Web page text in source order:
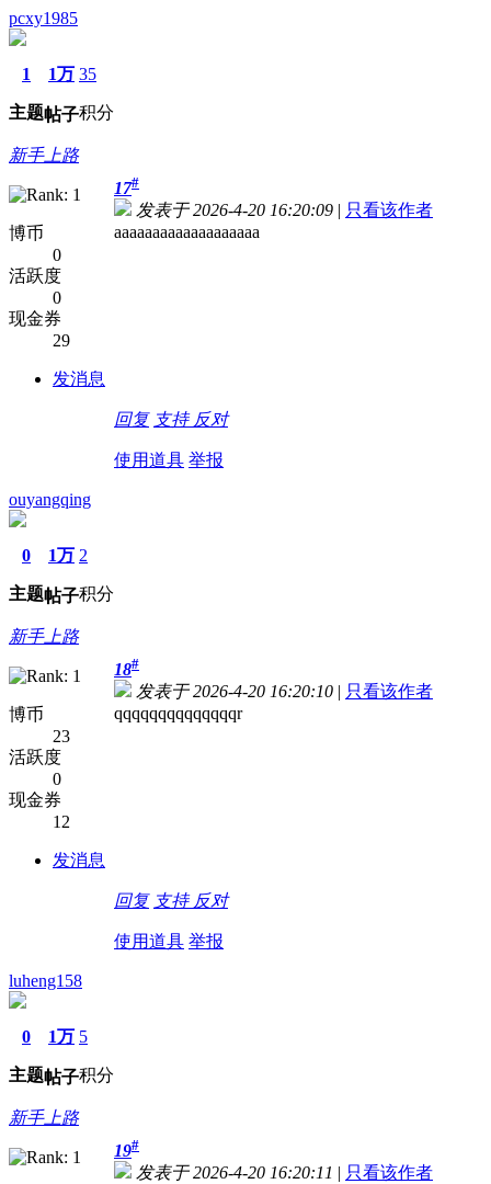
pcxy1985
1
主题
1万
帖子
35
积分
新手上路
博币
0
活跃度
0
现金券
29
发消息
17#
发表于 2026-4-20 16:20:09 | 只看该作者
aaaaaaaaaaaaaaaaaaa
回复 支持 反对
使用道具 举报
ouyangqing
0
主题
1万
帖子
2
积分
新手上路
博币
23
活跃度
0
现金券
12
发消息
18#
发表于 2026-4-20 16:20:10 | 只看该作者
qqqqqqqqqqqqqqr
回复 支持 反对
使用道具 举报
luheng158
0
主题
1万
帖子
5
积分
新手上路
19#
发表于 2026-4-20 16:20:11 | 只看该作者